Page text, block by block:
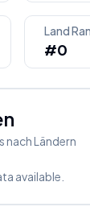
Land
#0
nach Ländern
available.